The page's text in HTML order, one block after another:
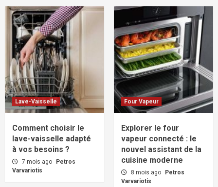
Lave-Vaisselle
Comment choisir le
lave-vaisselle adapté
à vos besoins ?
7 mois ago
Petros
Varvariotis
Four Vapeur
Explorer le four
vapeur connecté : le
nouvel assistant de la
cuisine moderne
8 mois ago
Petros
Varvariotis